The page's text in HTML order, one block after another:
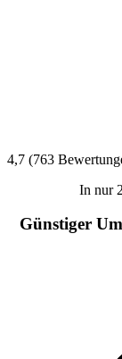
4,7 (763
In nur
Günstiger